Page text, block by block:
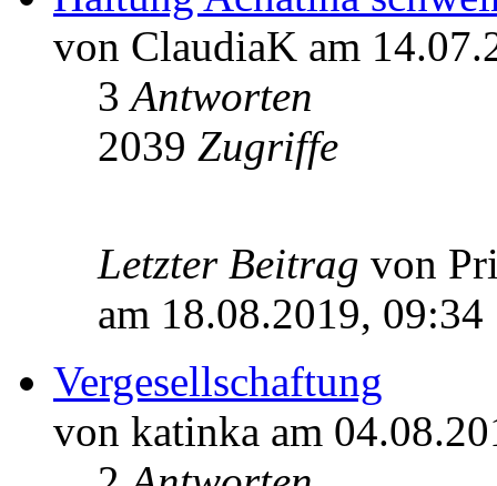
von ClaudiaK am
3Antworten
2039 Zugriffe
Letzter Beitrag von
am 18.08.2019, 09:34
Vergesellschaftung
von katinka am